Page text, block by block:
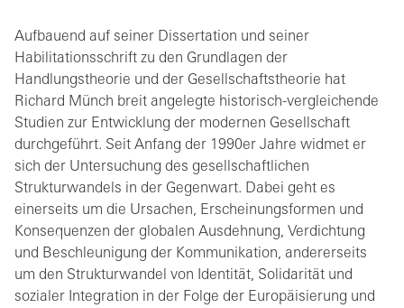
Aufbauend auf seiner Dissertation und seiner
Habilitationsschrift zu den Grundlagen der
Handlungstheorie und der Gesellschaftstheorie hat
Richard Münch breit angelegte historisch-vergleichende
Studien zur Entwicklung der modernen Gesellschaft
durchgeführt. Seit Anfang der 1990er Jahre widmet er
sich der Untersuchung des gesellschaftlichen
Strukturwandels in der Gegenwart. Dabei geht es
einerseits um die Ursachen, Erscheinungsformen und
Konsequenzen der globalen Ausdehnung, Verdichtung
und Beschleunigung der Kommunikation, andererseits
um den Strukturwandel von Identität, Solidarität und
sozialer Integration in der Folge der Europäisierung und